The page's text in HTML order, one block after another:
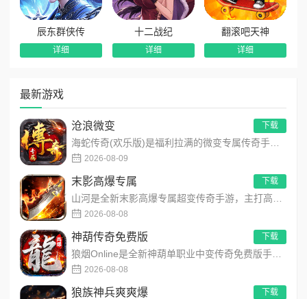
最新游戏
沧浪微变
2026-08-09
下载
末影高爆专属
2026-08-08
下载
神葫传奇免费版
2026-08-08
下载
狼族神兵爽爽爆 下载
辰东群侠传
详细
十二战纪
详细
翻滚吧天神
详细